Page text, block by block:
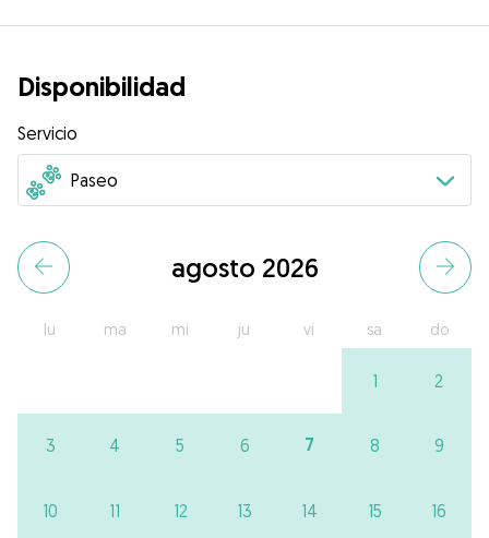
Disponibilidad
Servicio
agosto 2026
lu ma mi ju vi sa do
1 2
3 4 5 6 7 8 9
10 11 12 13 14 15 16